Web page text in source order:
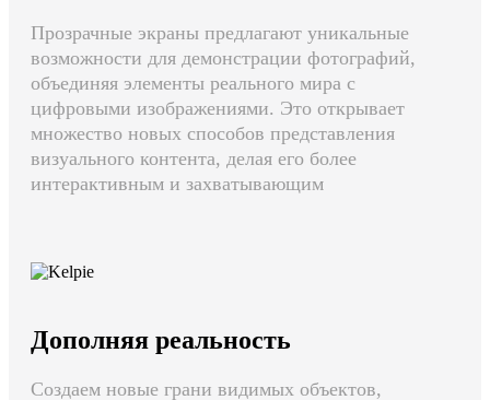
Прозрачные экраны предлагают уникальные
возможности для демонстрации фотографий,
объединяя элементы реального мира с
цифровыми изображениями. Это открывает
множество новых способов представления
визуального контента, делая его более
интерактивным и захватывающим
Дополняя реальность
Создаем новые грани видимых объектов,